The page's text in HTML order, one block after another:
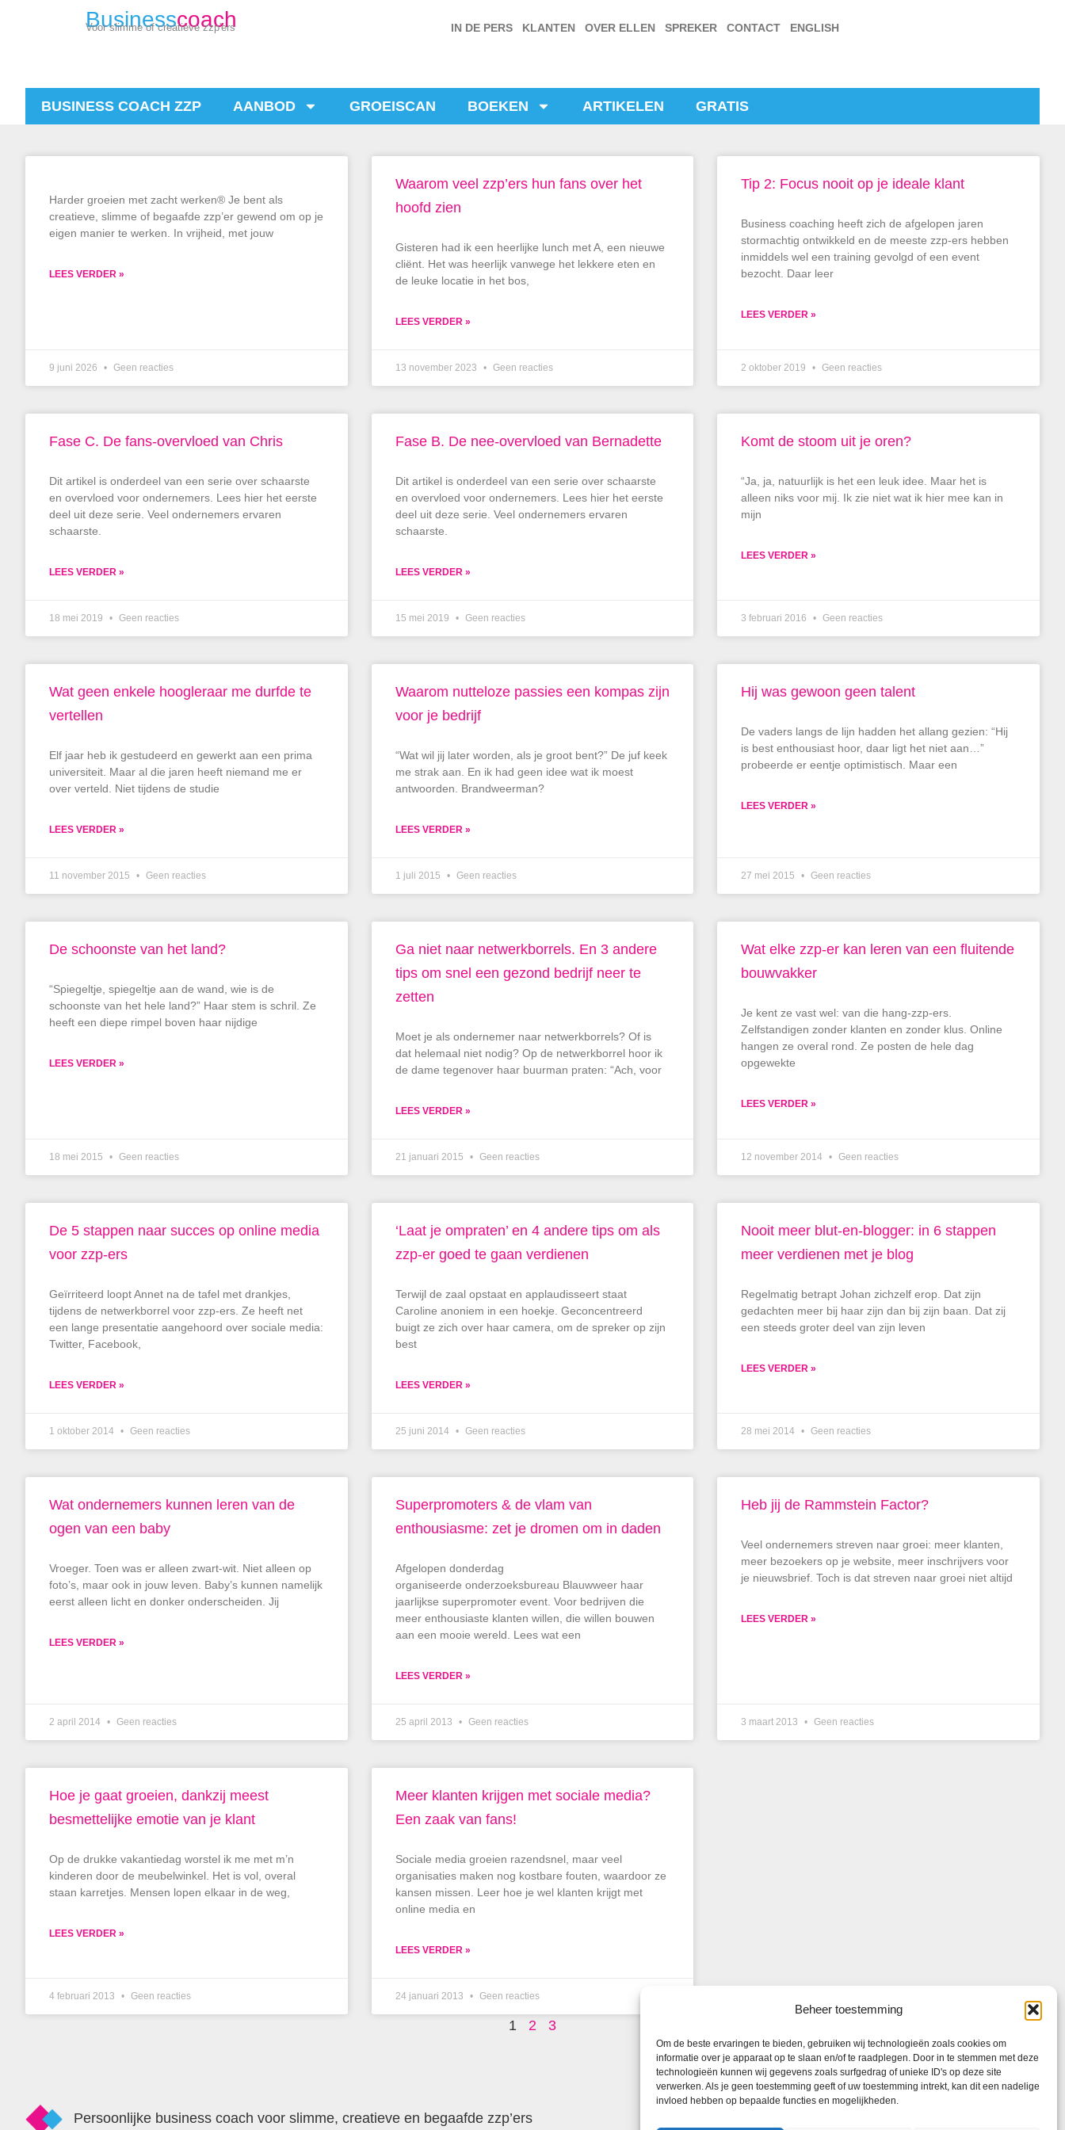
Beheer toestemming
Om de beste ervaringen te bieden, gebruiken wij technologieën zoals cookies om
informatie over je apparaat op te slaan en/of te raadplegen. Door in te stemmen met deze
technologieën kunnen wij gegevens zoals surfgedrag of unieke ID's op deze site
verwerken. Als je geen toestemming geeft of uw toestemming intrekt, kan dit een nadelige
invloed hebben op bepaalde functies en mogelijkheden.
Businesscoach
Voor slimme of creatieve zzp'ers IN DE PERS KLANTEN OVER ELLEN SPREKER CONTACT ENGLISH
BUSINESS COACH ZZP AANBOD GROEISCAN BOEKEN ARTIKELEN GRATIS
Harder groeien met zacht werken® Je bent als
creatieve, slimme of begaafde zzp’er gewend om op je
eigen manier te werken. In vrijheid, met jouw
LEES VERDER »
9 juni 2026 Geen reacties
Waarom veel zzp’ers hun fans over het
hoofd zien
Gisteren had ik een heerlijke lunch met A, een nieuwe
cliënt. Het was heerlijk vanwege het lekkere eten en
de leuke locatie in het bos,
LEES VERDER »
13 november 2023 Geen reacties
Tip 2: Focus nooit op je ideale klant
Business coaching heeft zich de afgelopen jaren
stormachtig ontwikkeld en de meeste zzp-ers hebben
inmiddels wel een training gevolgd of een event
bezocht. Daar leer
LEES VERDER »
2 oktober 2019 Geen reacties
Fase C. De fans-overvloed van Chris
Dit artikel is onderdeel van een serie over schaarste
en overvloed voor ondernemers. Lees hier het eerste
deel uit deze serie. Veel ondernemers ervaren
schaarste.
LEES VERDER »
18 mei 2019 Geen reacties
Fase B. De nee-overvloed van Bernadette
Dit artikel is onderdeel van een serie over schaarste
en overvloed voor ondernemers. Lees hier het eerste
deel uit deze serie. Veel ondernemers ervaren
schaarste.
LEES VERDER »
15 mei 2019 Geen reacties
Komt de stoom uit je oren?
“Ja, ja, natuurlijk is het een leuk idee. Maar het is
alleen niks voor mij. Ik zie niet wat ik hier mee kan in
mijn
LEES VERDER »
3 februari 2016 Geen reacties
Wat geen enkele hoogleraar me durfde te
vertellen
Elf jaar heb ik gestudeerd en gewerkt aan een prima
universiteit. Maar al die jaren heeft niemand me er
over verteld. Niet tijdens de studie
LEES VERDER »
11 november 2015 Geen reacties
Waarom nutteloze passies een kompas zijn
voor je bedrijf
“Wat wil jij later worden, als je groot bent?” De juf keek
me strak aan. En ik had geen idee wat ik moest
antwoorden. Brandweerman?
LEES VERDER »
1 juli 2015 Geen reacties
Hij was gewoon geen talent
De vaders langs de lijn hadden het allang gezien: “Hij
is best enthousiast hoor, daar ligt het niet aan…”
probeerde er eentje optimistisch. Maar een
LEES VERDER »
27 mei 2015 Geen reacties
De schoonste van het land?
“Spiegeltje, spiegeltje aan de wand, wie is de
schoonste van het hele land?” Haar stem is schril. Ze
heeft een diepe rimpel boven haar nijdige
LEES VERDER »
18 mei 2015 Geen reacties
Ga niet naar netwerkborrels. En 3 andere
tips om snel een gezond bedrijf neer te
zetten
Moet je als ondernemer naar netwerkborrels? Of is
dat helemaal niet nodig? Op de netwerkborrel hoor ik
de dame tegenover haar buurman praten: “Ach, voor
LEES VERDER »
21 januari 2015 Geen reacties
Wat elke zzp-er kan leren van een fluitende
bouwvakker
Je kent ze vast wel: van die hang-zzp-ers.
Zelfstandigen zonder klanten en zonder klus. Online
hangen ze overal rond. Ze posten de hele dag
opgewekte
LEES VERDER »
12 november 2014 Geen reacties
De 5 stappen naar succes op online media
voor zzp-ers
Geïrriteerd loopt Annet na de tafel met drankjes,
tijdens de netwerkborrel voor zzp-ers. Ze heeft net
een lange presentatie aangehoord over sociale media:
Twitter, Facebook,
LEES VERDER »
1 oktober 2014 Geen reacties
‘Laat je ompraten’ en 4 andere tips om als
zzp-er goed te gaan verdienen
Terwijl de zaal opstaat en applaudisseert staat
Caroline anoniem in een hoekje. Geconcentreerd
buigt ze zich over haar camera, om de spreker op zijn
best
LEES VERDER »
25 juni 2014 Geen reacties
Nooit meer blut-en-blogger: in 6 stappen
meer verdienen met je blog
Regelmatig betrapt Johan zichzelf erop. Dat zijn
gedachten meer bij haar zijn dan bij zijn baan. Dat zij
een steeds groter deel van zijn leven
LEES VERDER »
28 mei 2014 Geen reacties
Wat ondernemers kunnen leren van de
ogen van een baby
Vroeger. Toen was er alleen zwart-wit. Niet alleen op
foto’s, maar ook in jouw leven. Baby’s kunnen namelijk
eerst alleen licht en donker onderscheiden. Jij
LEES VERDER »
2 april 2014 Geen reacties
Superpromoters & de vlam van
enthousiasme: zet je dromen om in daden
Afgelopen donderdag
organiseerde onderzoeksbureau Blauwweer haar
jaarlijkse superpromoter event. Voor bedrijven die
meer enthousiaste klanten willen, die willen bouwen
aan een mooie wereld. Lees wat een
LEES VERDER »
25 april 2013 Geen reacties
Heb jij de Rammstein Factor?
Veel ondernemers streven naar groei: meer klanten,
meer bezoekers op je website, meer inschrijvers voor
je nieuwsbrief. Toch is dat streven naar groei niet altijd
LEES VERDER »
3 maart 2013 Geen reacties
Hoe je gaat groeien, dankzij meest
besmettelijke emotie van je klant
Op de drukke vakantiedag worstel ik me met m’n
kinderen door de meubelwinkel. Het is vol, overal
staan karretjes. Mensen lopen elkaar in de weg,
LEES VERDER »
4 februari 2013 Geen reacties
Meer klanten krijgen met sociale media?
Een zaak van fans!
Sociale media groeien razendsnel, maar veel
organisaties maken nog kostbare fouten, waardoor ze
kansen missen. Leer hoe je wel klanten krijgt met
online media en
LEES VERDER »
24 januari 2013 Geen reacties
1 2 3
Persoonlijke business coach voor slimme, creatieve en begaafde zzp’ers